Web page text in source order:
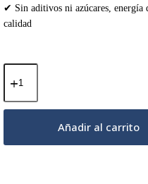
✔ Sin aditivos ni azúcares, energía
calidad
Batidos
Keto
–
Añadir al carrito